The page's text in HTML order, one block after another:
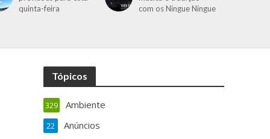
quinta-feira
com os Ningue Ningue
Tópicos
Ambiente
329
Anúncios
22